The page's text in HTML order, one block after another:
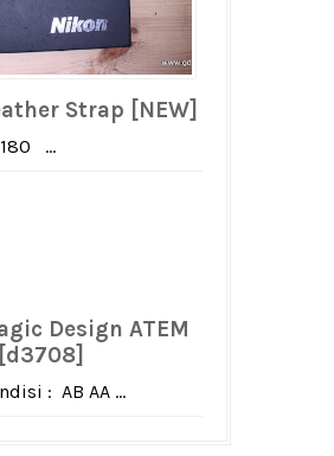
Strap [NEW]
...
Design ATEM
: AB AA ...